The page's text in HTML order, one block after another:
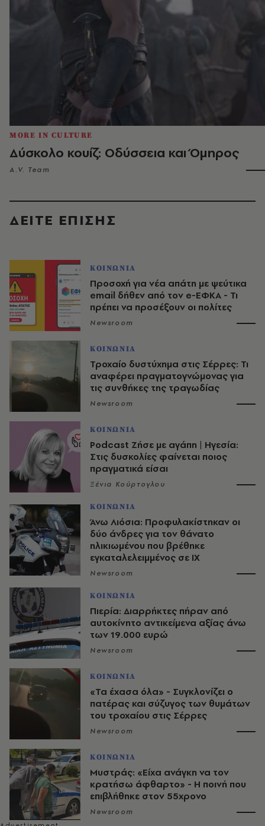
MORE IN CULTURE
Δύσκολο κουίζ: Οδύσσεια και Όμηρος
A.V. Team
ΔΕΙΤΕ ΕΠΙΣΗΣ
ΚΟΙΝΩΝΙΑ
Προσοχή για νέα απάτη με ψεύτικα
email δήθεν από τον e-ΕΦΚΑ - Τι
πρέπει να προσέξουν οι πολίτες
Newsroom
ΚΟΙΝΩΝΙΑ
Τροχαίο δυστύχημα στις Σέρρες: Τι
αναφέρει πραγματογνώμονας για
τις συνθήκες της τραγωδίας
Newsroom
ΚΟΙΝΩΝΙΑ
Podcast Ζήσε με αγάπη | Ηγεσία:
Στις δυσκολίες φαίνεται ποιος
πραγματικά είσαι
Ξένια Κούρτογλου
ΚΟΙΝΩΝΙΑ
Άνω Λιόσια: Προφυλακίστηκαν οι
δύο άνδρες για τον θάνατο
ηλικιωμένου που βρέθηκε
εγκαταλελειμμένος σε ΙΧ
Newsroom
ΚΟΙΝΩΝΙΑ
Πιερία: Διαρρήκτες πήραν από
αυτοκίνητο αντικείμενα αξίας άνω
των 19.000 ευρώ
Newsroom
ΚΟΙΝΩΝΙΑ
«Τα έχασα όλα» - Συγκλονίζει ο
πατέρας και σύζυγος των θυμάτων
του τροχαίου στις Σέρρες
Newsroom
ΚΟΙΝΩΝΙΑ
Μυστράς: «Είχα ανάγκη να τον
κρατήσω άφθαρτο» - Η ποινή που
επιβλήθηκε στον 55χρονο
Newsroom